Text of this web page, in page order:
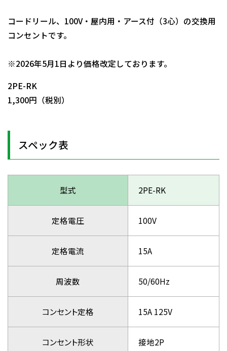
コードリール、100V・屋内用・アース付（3心）の交換用
コンセントです。
※2026年5月1日より価格改定しております。
2PE-RK
1,300円（税別）
スペック表
型式 2PE-RK
定格電圧 100V
定格電流 15A
周波数 50/60Hz
コンセント定格 15A 125V
コンセント形状 接地2P